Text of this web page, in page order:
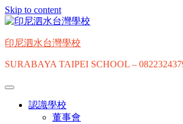
Skip to content
印尼泗水台灣學校
SURABAYA TAIPEI SCHOOL –
認識學校
董事會